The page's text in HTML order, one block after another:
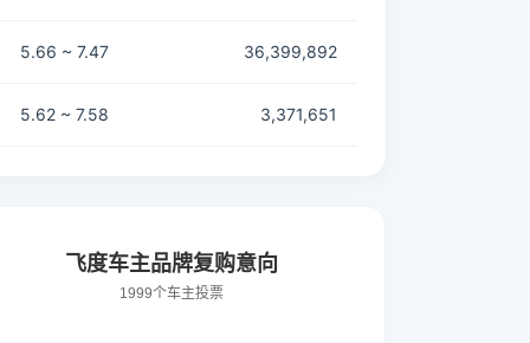
5.66 ~ 7.47 36,399,892
5.62 ~ 7.58 3,371,651